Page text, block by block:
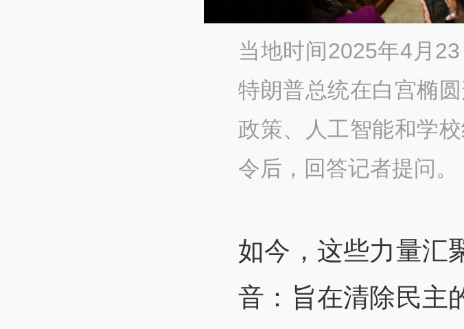
当地时间2025年4月
特朗普总统在白宫椭
政策、人工智能和学
令后，回答记者提问。
如今，这些力量汇
音：旨在清除民主